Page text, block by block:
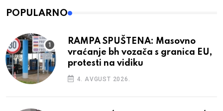
POPULARNO
RAMPA SPUŠTENA: Masovno
vraćanje bh vozača s granica EU,
protesti na vidiku
4. AVGUST 2026.